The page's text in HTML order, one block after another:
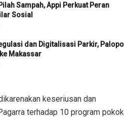
Sampah, Appi Perkuat Peran
Sosial
dan Digitalisasi Parkir, Palopo
Makassar
keseriusan dan
terhadap 10 program pokok